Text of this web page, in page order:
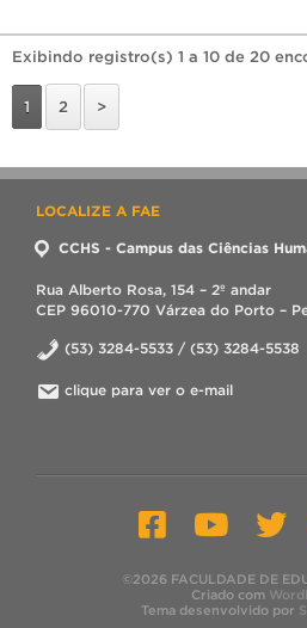
Exibindo registro(s) 1 a 10 de 20
1 2 >
LOCALIZE A FAE
CCHS - Campus das Ciências
Rua Alberto Rosa, 154 – 2º andar
CEP 96010-770 Várzea do Porto –
(53) 3284-5533 / (53) 3284-5538
clique para ver o e-mail
©2026 FACULDADE DE
Criado com
Tema desenvolvido por